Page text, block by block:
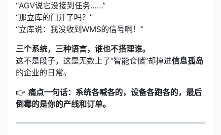
“AGV说它没接到任务……”
“那立库的门开了吗？”
“立库说：我没收到WMS的信号啊！”
三个系统，三种语言，谁也不搭理谁。
这不是段子，这是无数上了“智能仓储”却掉进信息孤岛
的企业的日常。
👉 痛点一句话：系统各喊各的，设备各跑各的，最后
倒霉的是你的产线和订单。